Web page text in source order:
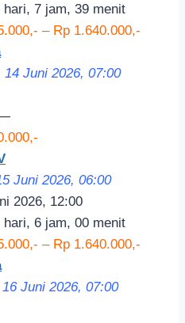
7 jam, 39 menit
– Rp 1.640.000,-
Juni 2026, 07:00
Juni 2026, 06:00
2026, 12:00
6 jam, 00 menit
– Rp 1.640.000,-
Juni 2026, 07:00